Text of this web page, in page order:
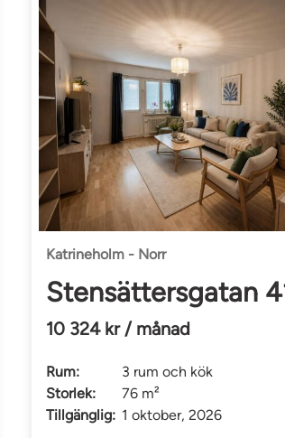
Katrineholm - Norr
Stensättersgatan
10 324 kr / månad
Rum:
3 rum och kök
Storlek:
76 m²
Tillgänglig: 1 oktober, 2026